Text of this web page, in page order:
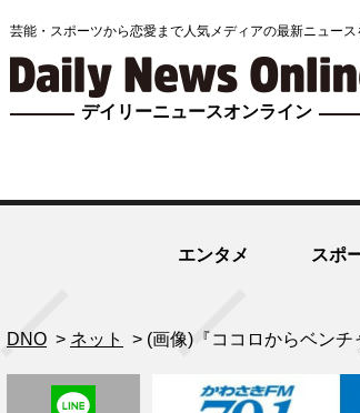
芸能・スポーツから恋愛まで人気メディアの最新ニュース
デイリーニュースオンライン
エンタメ スポ
DNO > ネット > (画像)『ココロからベン